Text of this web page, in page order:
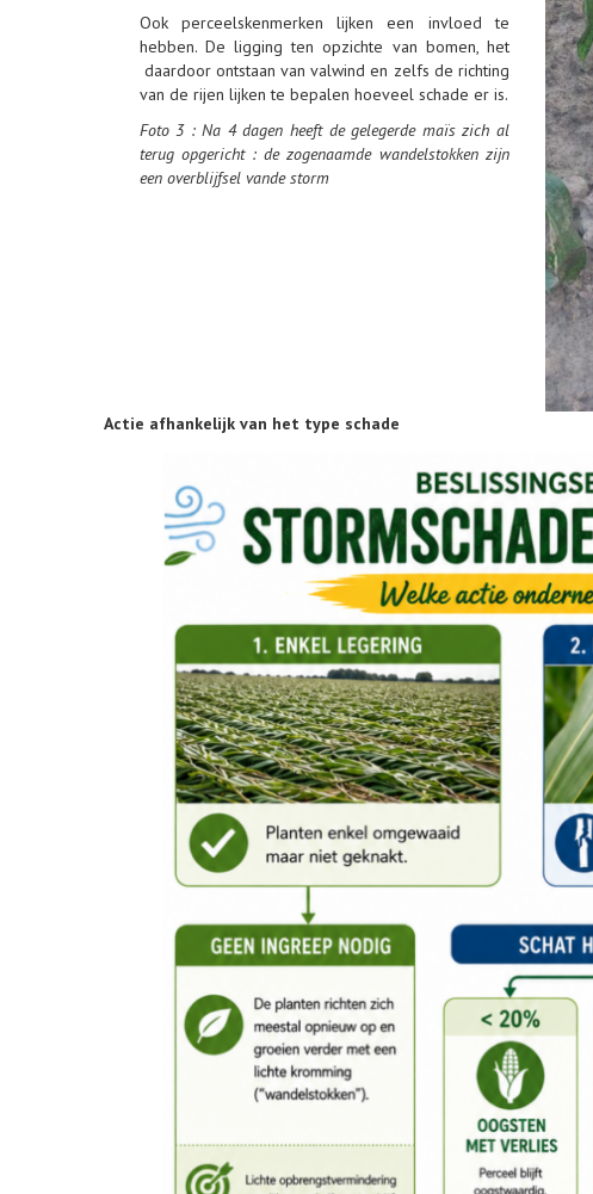
Ook perceelskenmerken lijken een invloed te
hebben. De ligging ten opzichte van bomen, het
daardoor ontstaan van valwind en zelfs de richting
van de rijen lijken te bepalen hoeveel schade er is.
Foto 3 : Na 4 dagen heeft de gelegerde maïs zich al
terug opgericht : de zogenaamde wandelstokken zijn
een overblijfsel vande storm
Actie afhankelijk van het type schade